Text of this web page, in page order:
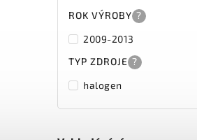
ROK VÝROBY ?
2009-2013
TYP ZDROJE ?
halogen